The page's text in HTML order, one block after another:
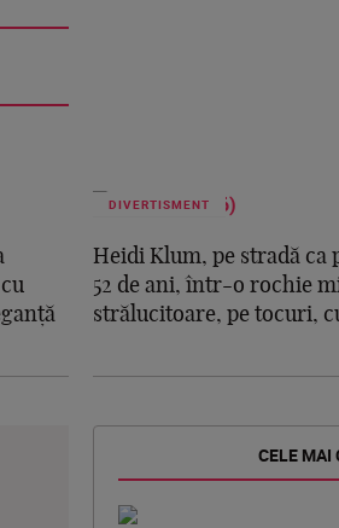
DIVERTISMENT
Heidi Klum, pe stradă ca
52 de ani, într-o rochie
strălucitoare, pe tocuri,
CELE MAI